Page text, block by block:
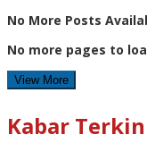
No More Posts
No more pages to
View More
Kabar